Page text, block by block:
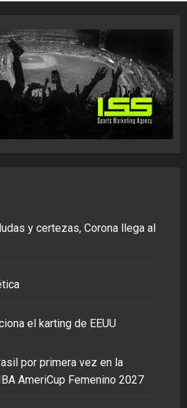
y certezas, Corona llega al
el karting de EEUU
por primera vez en la
AmeriCup Femenino 2027